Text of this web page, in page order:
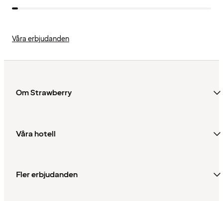
Våra erbjudanden
Om Strawberry
Våra hotell
Fler erbjudanden